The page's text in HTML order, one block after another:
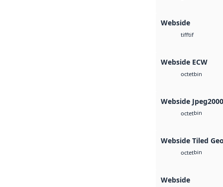
Webside
tifftif
Webside ECW
octetbin
Webside Jpeg2000
octetbin
Webside Tiled
octetbin
Webside